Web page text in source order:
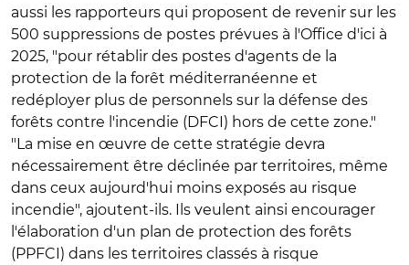
aussi les rapporteurs qui proposent de revenir sur les
500 suppressions de postes prévues à l'Office d'ici à
2025, "pour rétablir des postes d'agents de la
protection de la forêt méditerranéenne et
redéployer plus de personnels sur la défense des
forêts contre l'incendie (DFCI) hors de cette zone."
"La mise en œuvre de cette stratégie devra
nécessairement être déclinée par territoires, même
dans ceux aujourd'hui moins exposés au risque
incendie", ajoutent-ils. Ils veulent ainsi encourager
l'élaboration d'un plan de protection des forêts
(PPFCI) dans les territoires classés à risque